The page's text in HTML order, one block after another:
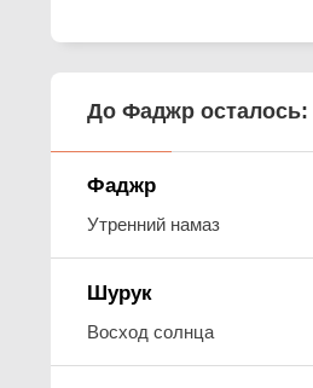
До Фаджр осталось:
Фаджр
Утренний намаз
Шурук
Восход солнца